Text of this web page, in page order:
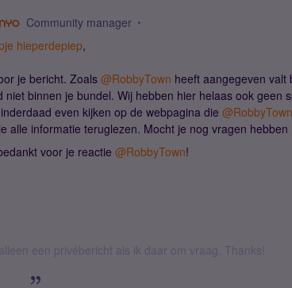
Community manager
hieperdepiep,
je bericht. Zoals@RobbyTown heeft aangegeven
niet binnen je bundel. Wij hebben hier helaas ook geen
even kijken op de webpagina die @RobbyTown
alle informatie teruglezen. Mocht je nog vragen
voor je reactie @RobbyTown!
een privébericht als ik daar om vraag. Thanks!